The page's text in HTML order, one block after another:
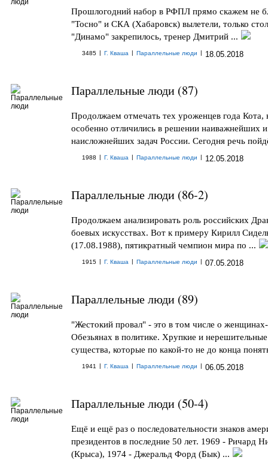
Прошлогодний набор в РФПЛ прямо скажем не
"Тосно" и СКА (Хабаровск) вылетели, только
"Динамо" закрепилось, тренер Дмитрий ...
3485 | Г. Кваша | Параллельные люди | 18.05.2018
Параллельные люди (87)
Продолжаем отмечать тех уроженцев года Кота,
особенно отличились в решении наиважнейших и
наисложнейших задач России. Сегодня речь
1988 | Г. Кваша | Параллельные люди | 12.05.2018
Параллельные люди (86-2)
Продолжаем анализировать роль российских
боевых искусствах. Вот к примеру Кирилл
(17.08.1988), пятикратный чемпион мира по ...
1915 | Г. Кваша | Параллельные люди | 07.05.2018
Параллельные люди (89)
"Жестокий провал" - это в том числе о женщинах-
Обезьянах в политике. Хрупкие и нерешительные
существа, которые по какой-то не до конца
1941 | Г. Кваша | Параллельные люди | 06.05.2018
Параллельные люди (50-4)
Ещё и ещё раз о последовательности знаков
президентов в последние 50 лет. 1969 - Ричард
(Крыса), 1974 - Джеральд Форд (Бык) ...